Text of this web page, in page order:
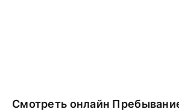
Смотреть онлайн